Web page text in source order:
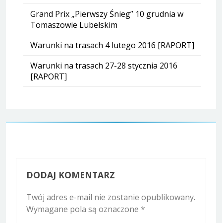
Grand Prix „Pierwszy Śnieg” 10 grudnia w
Tomaszowie Lubelskim
Warunki na trasach 4 lutego 2016 [RAPORT]
Warunki na trasach 27-28 stycznia 2016
[RAPORT]
DODAJ KOMENTARZ
Twój adres e-mail nie zostanie opublikowany.
Wymagane pola są oznaczone *